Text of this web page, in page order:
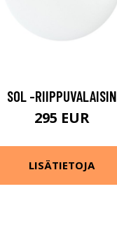
SOL -RIIPPUVALAISIN
295 EUR
LISÄTIETOJA